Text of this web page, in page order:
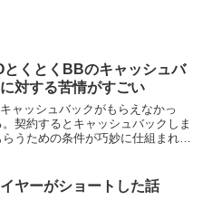
とくとくBBのキャッシュバ
対する苦情がすごい
ャッシュバックがもらえなかっ
契約するとキャッシュバックしま
うための条件が巧妙に仕組まれて
イヤーがショートした話